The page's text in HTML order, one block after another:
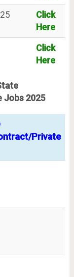
Click
Here
Click
Here
2025
Private